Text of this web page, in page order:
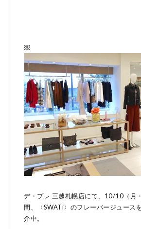
￼
デ・プレ 三越札幌店にて、10/10（月
間、〈SWATi〉のフレーバージュース
介中。